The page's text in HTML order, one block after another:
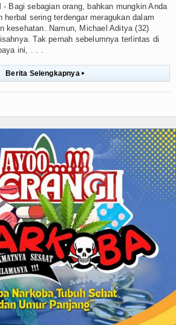
- Bagi sebagian orang, bahkan mungkin Anda
herbal sering terdengar meragukan dalam
kesehatan. Namun, Michael Aditya (32)
Tak pernah sebelumnya terlintas di
ini, . . .
Berita Selengkapnya ▸